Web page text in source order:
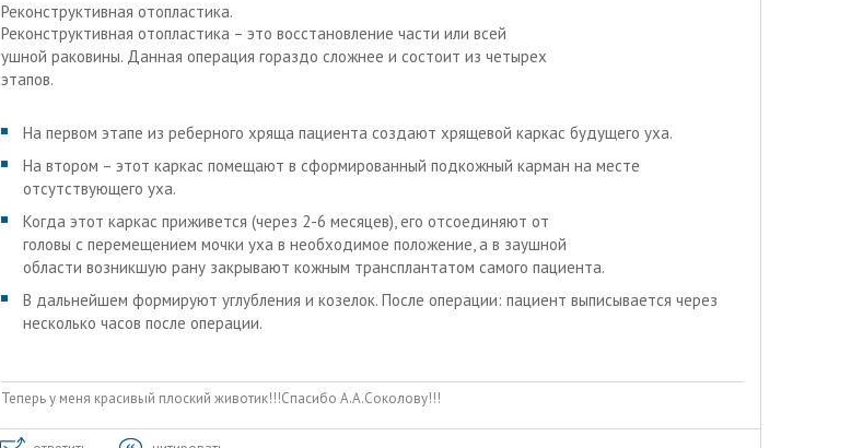
Реконструктивная отопластика.
Реконструктивная отопластика – это восстановление части или всей
ушной раковины. Данная операция гораздо сложнее и состоит из четырех
этапов.
На первом этапе из реберного хряща пациента создают хрящевой каркас будущего уха.
На втором – этот каркас помещают в сформированный подкожный карман на месте
отсутствующего уха.
Когда этот каркас приживется (через 2-6 месяцев), его отсоединяют от
головы с перемещением мочки уха в необходимое положение, а в заушной
области возникшую рану закрывают кожным трансплантатом самого пациента.
В дальнейшем формируют углубления и козелок. После операции: пациент выписывается через
несколько часов после операции.
Теперь у меня красивый плоский животик!!!Спасибо А.А.Соколову!!!